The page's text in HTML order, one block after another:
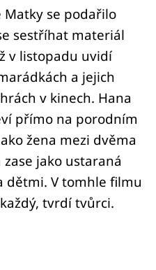
se podařilo
sestříhat materiál
v listopadu uvidí
a jejich
v kinech. Hana
přímo na porodním
žena mezi dvěma
jako ustaraná
dětmi. V tomhle filmu
tvrdí tvůrci.